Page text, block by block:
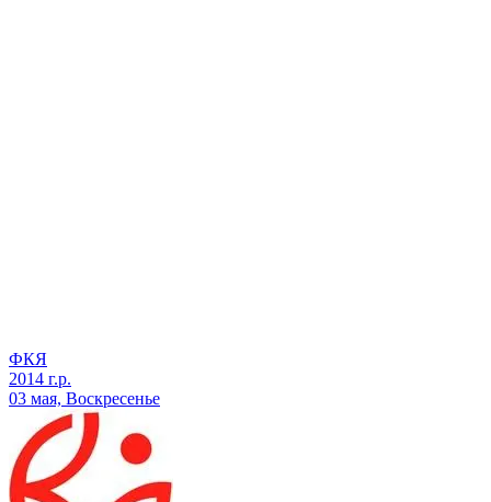
ФКЯ
2014 г.р.
03 мая, Воскресенье